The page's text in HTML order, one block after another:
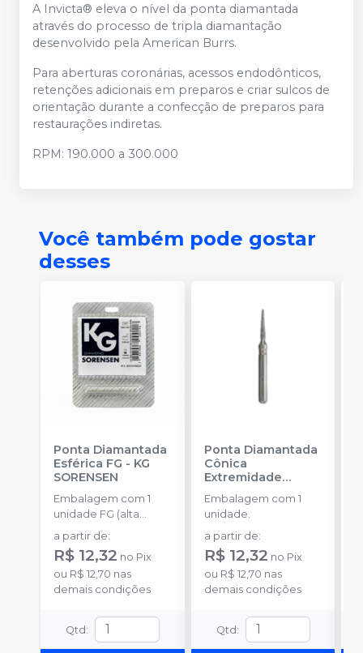
A Invicta® eleva o nível da ponta diamantada
através do processo de tripla diamantação
desenvolvido pela American Burrs.
Para aberturas coronárias, acessos endodônticos,
retenções adicionais em preparos e criar sulcos de
orientação durante a confecção de preparos para
restaurações indiretas.
RPM: 190.000 a 300.000
Você também pode gostar
desses
Ponta Diamantada
Esférica FG - KG
SORENSEN
Embalagem com 1
unidade FG (alta
rotação).
a partir de:
R$ 12,32 no Pix
ou R$ 12,70 nas
demais condições
Qtd :
Ponta Diamantada
Cônica
Extremidade
Arredondada FG
KG SORENSEN
Embalagem com 1
unidade.
a partir de:
R$ 12,32 no Pix
ou R$ 12,70 nas
demais condições
Qtd :